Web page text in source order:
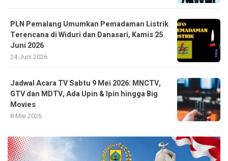
PLN Pemalang Umumkan Pemadaman Listrik
Terencana di Widuri dan Danasari, Kamis 25
Juni 2026
24 Juni 2026
Jadwal Acara TV Sabtu 9 Mei 2026: MNCTV,
GTV dan MDTV, Ada Upin & Ipin hingga Big
Movies
8 Mei 2026